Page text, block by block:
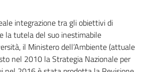
integrazione tra gli obiettivi di
la tutela del suo inestimabile
il Ministero dell’Ambiente (attuale
nel 2010 la Strategia Nazionale per